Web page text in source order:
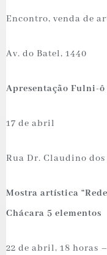
Encontro, venda de
Av. do Batel, 1440
Apresentação Fulni-
17 de abril
Rua Dr. Claudino dos
Mostra artística
Chácara 5 elementos
22 de abril, 18 horas